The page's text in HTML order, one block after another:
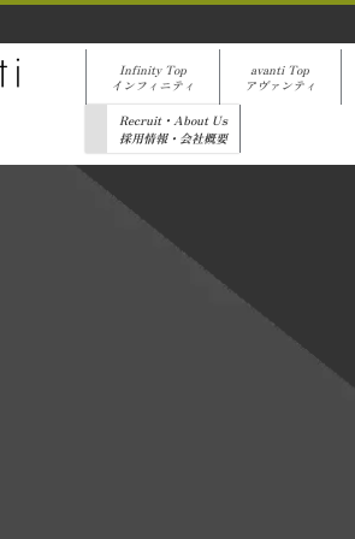
Infinity Top
インフィニティ
avanti Top
アヴァンティ
Recruit・About Us
採用情報・会社概要